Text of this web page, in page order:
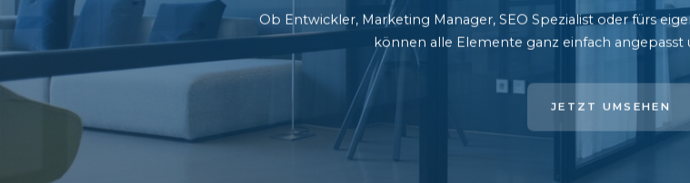
Ob Entwickler, Marketing Manager, SEO Spezialist oder fürs
können alle Elemente ganz einfach
JETZT UMSEHEN